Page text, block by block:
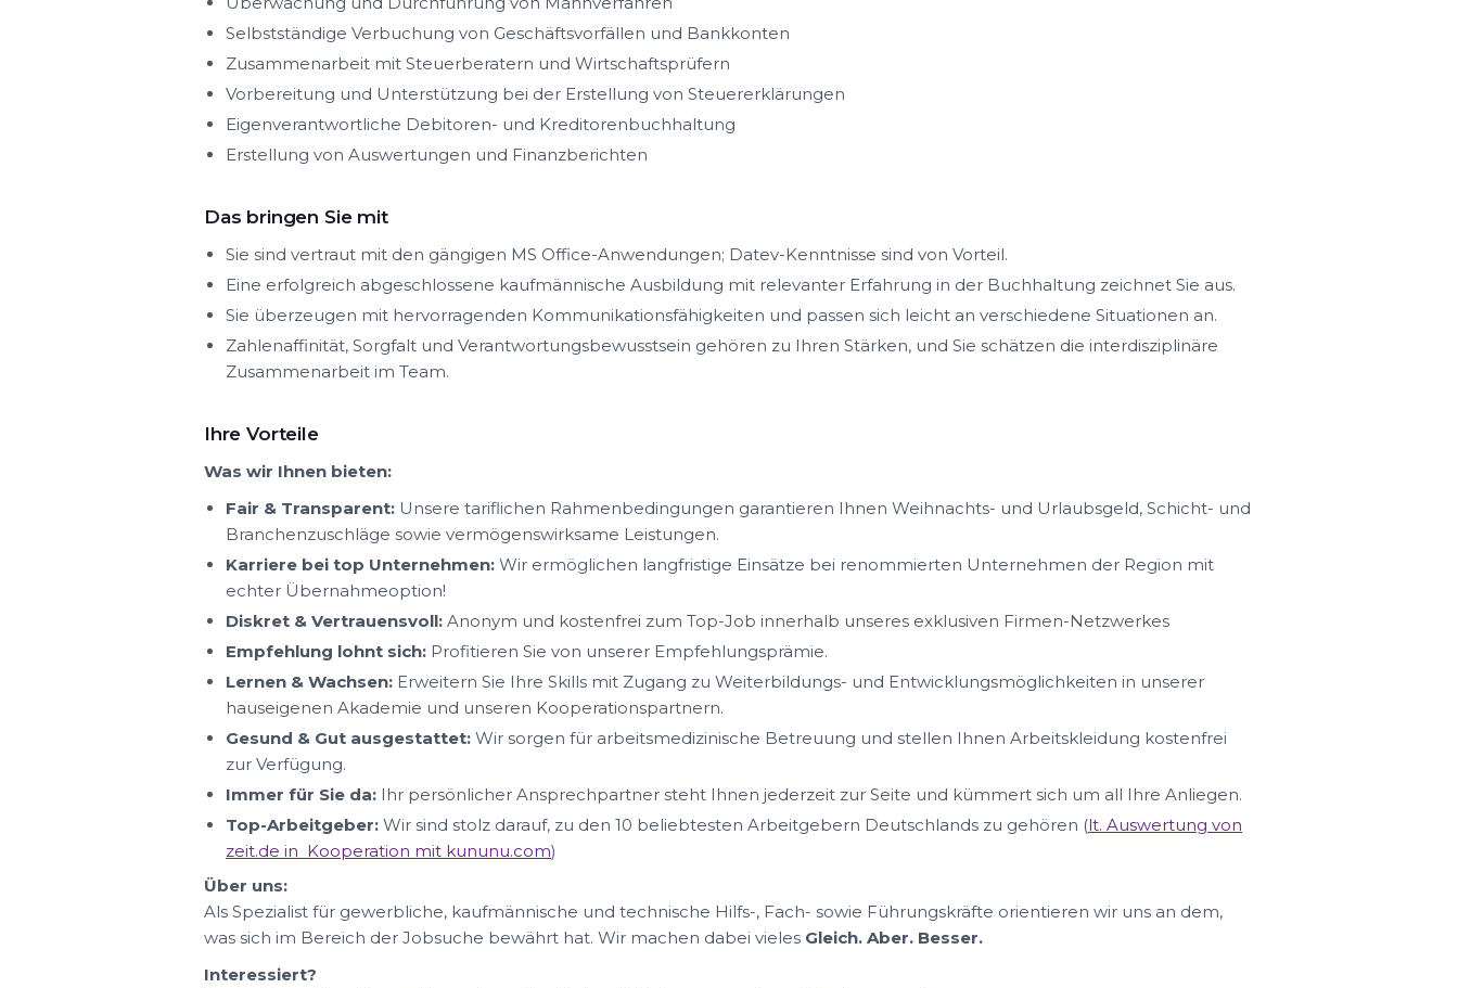
Selbstständige Verbuchung von Geschäftsvorfällen und Bankkonten
Zusammenarbeit mit Steuerberatern und Wirtschaftsprüfern
Vorbereitung und Unterstützung bei der Erstellung von Steuererklärungen
Eigenverantwortliche Debitoren- und Kreditorenbuchhaltung
Erstellung von Auswertungen und Finanzberichten
Das bringen Sie mit
Sie sind vertraut mit den gängigen MS Office-Anwendungen; Datev-Kenntnisse sind von Vorteil.
Eine erfolgreich abgeschlossene kaufmännische Ausbildung mit relevanter Erfahrung in der Buchhaltung zeichnet Sie aus.
Sie überzeugen mit hervorragenden Kommunikationsfähigkeiten und passen sich leicht an verschiedene Situationen an.
Zahlenaffinität, Sorgfalt und Verantwortungsbewusstsein gehören zu Ihren Stärken, und Sie schätzen die interdisziplinäre
Zusammenarbeit im Team.
Ihre Vorteile
Was wir Ihnen bieten:
Fair & Transparent: Unsere tariflichen Rahmenbedingungen garantieren Ihnen Weihnachts- und Urlaubsgeld, Schicht- und
Branchenzuschläge sowie vermögenswirksame Leistungen.
Karriere bei top Unternehmen: Wir ermöglichen langfristige Einsätze bei renommierten Unternehmen der Region mit
echter Übernahmeoption!
Diskret & Vertrauensvoll: Anonym und kostenfrei zum Top-Job innerhalb unseres exklusiven Firmen-Netzwerkes
Empfehlung lohnt sich: Profitieren Sie von unserer Empfehlungsprämie.
Lernen & Wachsen: Erweitern Sie Ihre Skills mit Zugang zu Weiterbildungs- und Entwicklungsmöglichkeiten in unserer
hauseigenen Akademie und unseren Kooperationspartnern.
Gesund & Gut ausgestattet: Wir sorgen für arbeitsmedizinische Betreuung und stellen Ihnen Arbeitskleidung kostenfrei
zur Verfügung.
Immer für Sie da: Ihr persönlicher Ansprechpartner steht Ihnen jederzeit zur Seite und kümmert sich um all Ihre Anliegen.
Top-Arbeitgeber: Wir sind stolz darauf, zu den 10 beliebtesten Arbeitgebern Deutschlands zu gehören (lt. Auswertung von
zeit.de in Kooperation mit kununu.com)
Über uns:
Als Spezialist für gewerbliche, kaufmännische und technische Hilfs-, Fach- sowie Führungskräfte orientieren wir uns an dem,
was sich im Bereich der Jobsuche bewährt hat. Wir machen dabei vieles Gleich. Aber. Besser.
Interessiert?